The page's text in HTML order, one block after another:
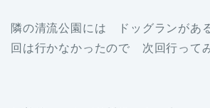
隣の清流公園には ドッグランがあ
回は行かなかったので 次回行って